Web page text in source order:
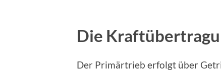
Die
Der Primärtrieb erfolgt über